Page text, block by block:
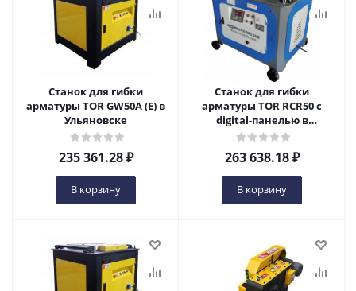
Станок для гибки
арматуры TOR GW50A (E) в
Ульяновске
235 361.28₽
В корзину
Станок для гибки
арматуры TOR RCR50 с
digital-панелью в
Ульяновске
263 638.18₽
В корзину